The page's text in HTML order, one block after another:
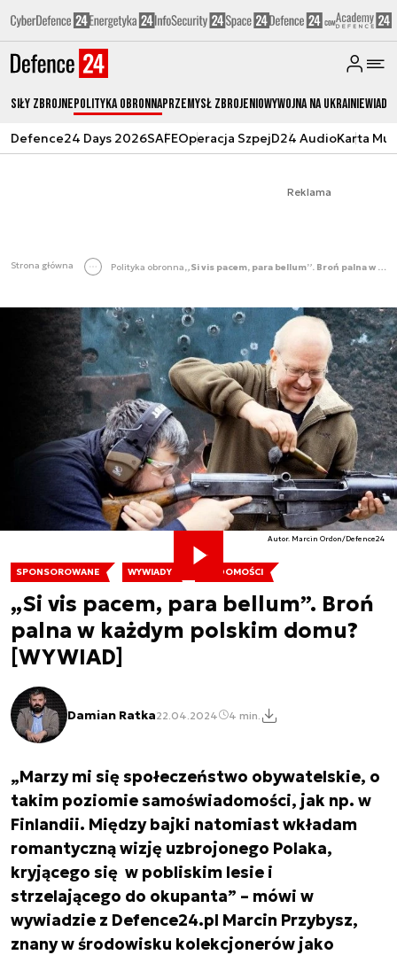
Siły zbrojnePolityka obronnaPrzemysł ZbrojeniowyWojna na Ukrainie
Defence24 Days 2026SAFEOperacja SzpejD24 AudioKarta
Reklama
Strona główna Polityka obronna „Si vis pacem, para bellum”. Broń palna w każdym polskim domu? [WYWIAD]
SPONSOROWANE WYWIADY WIADOMOŚCI
„Si vis pacem, para bellum”. Broń
palna w każdym polskim domu?
[WYWIAD]
Damian Ratka22.04.2024 4 min.
Autor. Marcin Ordon/Defence24
„Marzy mi się społeczeństwo obywatelskie, o
takim poziomie samoświadomości, jak np. w
Finlandii. Między bajki natomiast wkładam
romantyczną wizję uzbrojonego Polaka,
kryjącego się w pobliskim lesie i
strzelającego do okupanta” – mówi w
wywiadzie z Defence24.pl Marcin Przybysz,
znany w środowisku kolekcjonerów jako